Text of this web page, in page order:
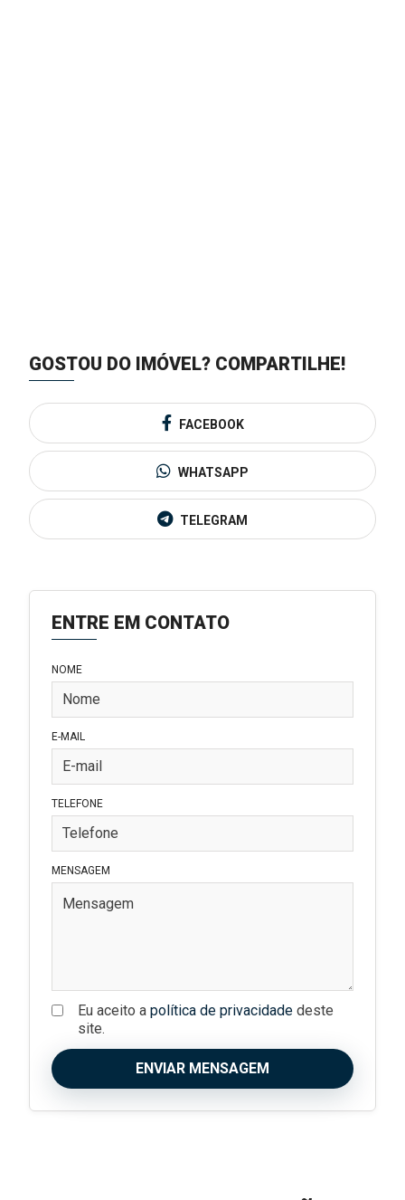
ENTRE EM CONTATO
NOME
E-MAIL
TELEFONE
MENSAGEM
Eu aceito a política de privacidade deste
site.
ENVIAR MENSAGEM
GOSTOU DO IMÓVEL? COMPARTILHE!
FACEBOOK
WHATSAPP
TELEGRAM